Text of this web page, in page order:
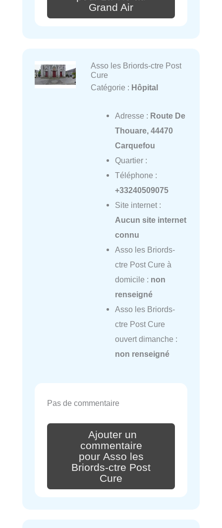
Grand Air
Asso les Briords-ctre Post
Cure
Catégorie : Hôpital
Adresse : Route De
Thouare, 44470
Carquefou
Quartier :
Téléphone :
+33240509075
Site internet :
Aucun site internet
connu
Asso les Briords-
ctre Post Cure à
domicile : non
renseigné
Asso les Briords-
ctre Post Cure
ouvert dimanche :
non renseigné
Pas de commentaire
Ajouter un
commentaire
pour Asso les
Briords-ctre Post
Cure